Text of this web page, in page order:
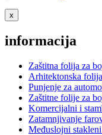
x
informacija
Zaštitna folija za
Arhitektonska
Punjenje za
Zaštitne folije za
Komercijalni i
Zatamnjivanje
Međuslojni